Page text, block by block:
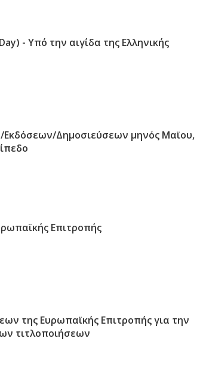
- Υπό την αιγίδα της Ελληνικής
Εκδόσεων/Δημοσιεύσεων μηνός Μαϊου,
Επιτροπής
της Ευρωπαϊκής Επιτροπής για την
τιτλοποιήσεων